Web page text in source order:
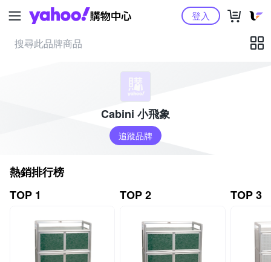
Yahoo購物中心登入
Cabini 小飛象
追蹤品牌
熱銷排行榜
TOP 1
TOP 2 TOP 3